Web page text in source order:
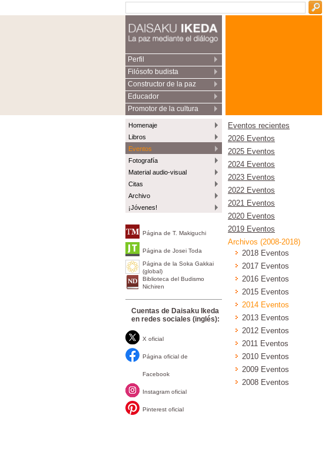
Perfil
Filósofo budista
Constructor de la paz
Educador
Promotor de la cultura
Homenaje
Libros
Eventos
Fotografía
Material audio-visual
Citas
Archivo
¡Jóvenes!
Página de T. Makiguchi
Página de Josei Toda
Página de la Soka Gakkai
(global)
Biblioteca del Budismo
Nichiren
Cuentas de Daisaku Ikeda
en redes sociales (inglés):
X oficial
Página oficial de
Facebook
Instagram oficial
Pinterest oficial
Eventos recientes
2026 Eventos
2025 Eventos
2024 Eventos
2023 Eventos
2022 Eventos
2021 Eventos
2020 Eventos
2019 Eventos
Archivos (2008-2018)
2018 Eventos
2017 Eventos
2016 Eventos
2015 Eventos
2014 Eventos
2013 Eventos
2012 Eventos
2011 Eventos
2010 Eventos
2009 Eventos
2008 Eventos